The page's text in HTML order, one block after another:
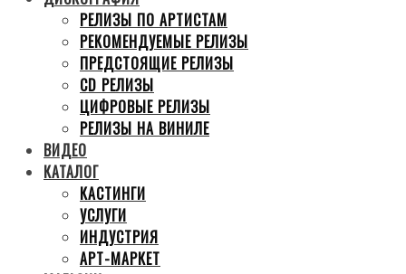
РЕЛИЗЫ ПО АРТИСТАМ
РЕКОМЕНДУЕМЫЕ РЕЛИЗЫ
ПРЕДСТОЯЩИЕ РЕЛИЗЫ
CD РЕЛИЗЫ
ЦИФРОВЫЕ РЕЛИЗЫ
РЕЛИЗЫ НА ВИНИЛЕ
ВИДЕО
КАТАЛОГ
КАСТИНГИ
УСЛУГИ
ИНДУСТРИЯ
АРТ-МАРКЕТ